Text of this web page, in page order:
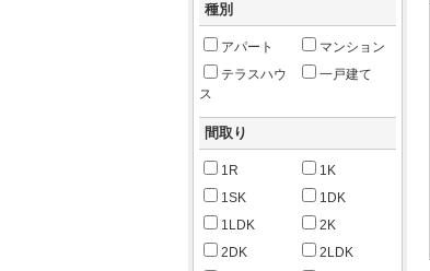
種別
アパート
マンション
テラスハウ
ス
一戸建て
間取り
1R
1K
1SK
1DK
1LDK
2K
2DK
2LDK